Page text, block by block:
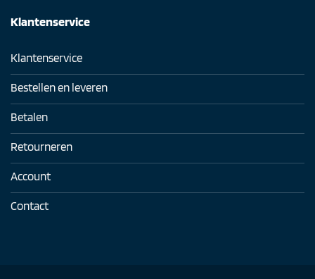
Klantenservice
Klantenservice
Bestellen en leveren
Betalen
Retourneren
Account
Contact